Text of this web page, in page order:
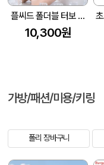
플씨드 폴더블 터보 쿨링 팬 휴대용 선풍기
10,300원
가방/패션/미용/키링
폴리 장바구니